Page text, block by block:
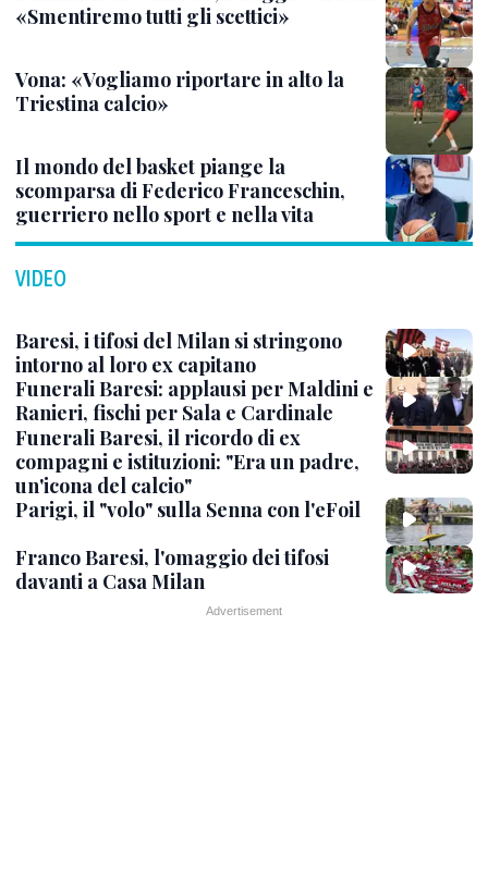
«Smentiremo tutti gli scettici»
Vona: «Vogliamo riportare in alto la
Triestina calcio»
Il mondo del basket piange la
scomparsa di Federico Franceschin,
guerriero nello sport e nella vita
VIDEO
Baresi, i tifosi del Milan si stringono
intorno al loro ex capitano
Funerali Baresi: applausi per Maldini e
Ranieri, fischi per Sala e Cardinale
Funerali Baresi, il ricordo di ex
compagni e istituzioni: "Era un padre,
un'icona del calcio"
Parigi, il "volo" sulla Senna con l'eFoil
Franco Baresi, l'omaggio dei tifosi
davanti a Casa Milan